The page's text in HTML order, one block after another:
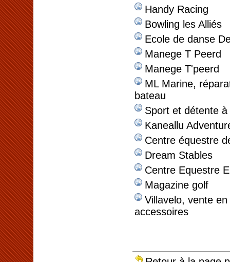
Handy Racing
Bowling les Alliés
Ecole de danse
Manege T Peerd
Manege T'peerd
ML Marine,
bateau
Sport et détente à
Kaneallu
Centre équestre
Dream Stables
Centre Equestre
Magazine golf
Villavelo, vente
accessoires